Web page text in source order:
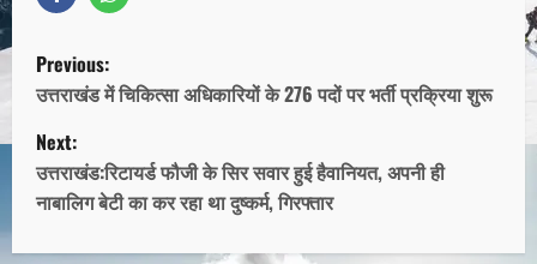
Previous:
उत्तराखंड में चिकित्सा अधिकारियों के 276 पदों पर भर्ती प्रक्रिया शुरू
Next:
उत्तराखंड:रिटायर्ड फौजी के सिर सवार हुई हैवानियत, अपनी ही
नाबालिग बेटी का कर रहा था दुष्कर्म, गिरफ्तार